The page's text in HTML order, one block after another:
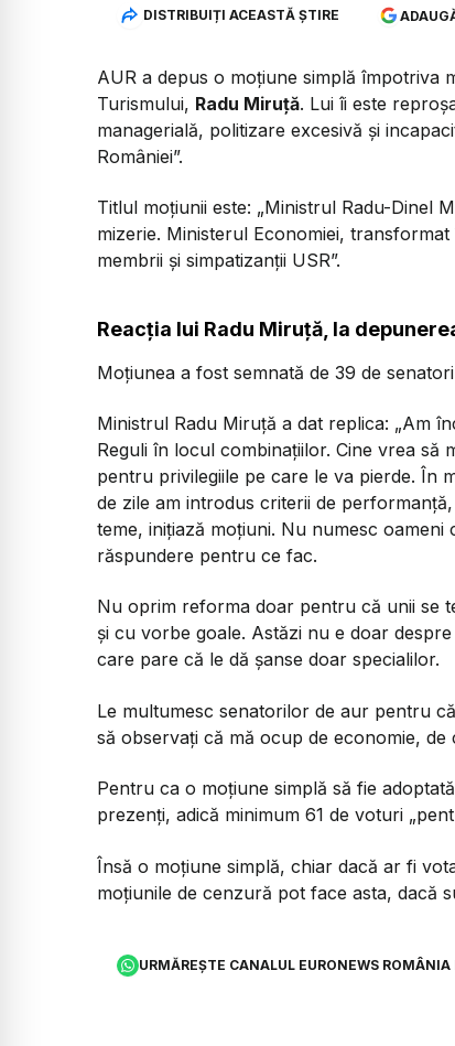
DISTRIBUIȚI ACEASTĂ ȘTIRE
AUR a depus o moțiune simplă împotriva
Turismului, Radu Miruță. Lui îi este
managerială, politizare excesivă și
României”.
Titlul moțiunii este: „Ministrul Radu-Dinel
mizerie. Ministerul Economiei,
membrii și simpatizanții USR”.
Reacția lui Radu Miruță, la
Moțiunea a fost semnată de 39 de
Ministrul Radu Miruță a dat replica: „Am
Reguli în locul combinațiilor. Cine vrea
pentru privilegiile pe care le va pierde. În
de zile am introdus criterii de
teme, inițiază moțiuni. Nu numesc
răspundere pentru ce fac.
Nu oprim reforma doar pentru că unii se
și cu vorbe goale. Astăzi nu e doar
care pare că le dă șanse doar specialilor.
Le multumesc senatorilor de aur pentru
să observați că mă ocup de economie,
Pentru ca o moțiune simplă să fie
prezenți, adică minimum 61 de voturi
Însă o moțiune simplă, chiar dacă ar fi
moțiunile de cenzură pot face asta, dacă
URMĂREȘTE CANALUL EURONEWS ROMÂNIA